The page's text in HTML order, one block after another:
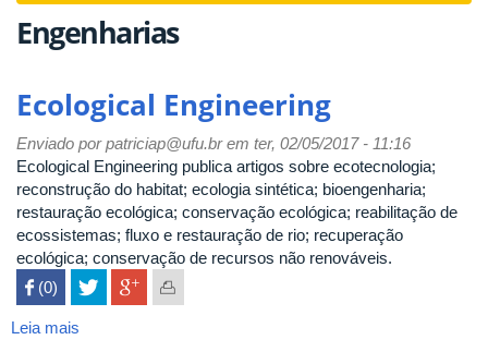
Engenharias
Ecological Engineering
Enviado porpatriciap@ufu.brem ter, 02/05/2017 - 11:16
Ecological Engineering publica artigos sobre ecotecnologia;
reconstrução do habitat; ecologia sintética; bioengenharia;
restauração ecológica; conservação ecológica; reabilitação de
ecossistemas; fluxo e restauração de rio; recuperação
ecológica; conservação de recursos não renováveis.
 (0)
Leia mais